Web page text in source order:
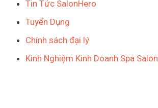
Tin Tức SalonHero
Tuyển Dụng
Chính sách đại lý
Kinh Nghiệm Kinh Doanh Spa Salon